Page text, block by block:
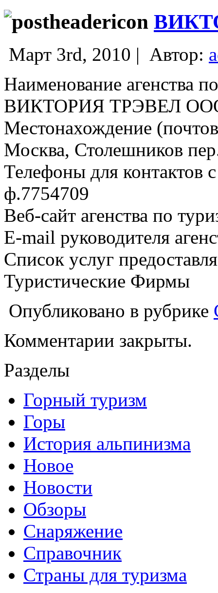
Март 3rd, 2010 | Автор:
Наименование агенства
ВИКТОРИЯ ТРЭВЕЛ
Местонахождение
Москва, Столешников
Телефоны для контактов
ф.7754709
Веб-сайт агенства по
E-mail руководителя
Список услуг
Туристические Фирмы
Опубликовано в рубрике
Комментарии закрыты.
Разделы
Горный туризм
Горы
История альпинизма
Новое
Новости
Обзоры
Снаряжение
Справочник
Страны для туризма